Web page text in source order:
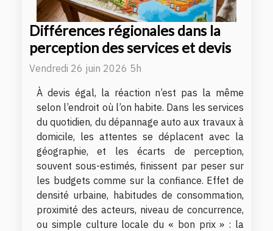
Différences régionales dans la
perception des services et devis
Vendredi 26 juin 2026 5h
À devis égal, la réaction n’est pas la même
selon l’endroit où l’on habite. Dans les services
du quotidien, du dépannage auto aux travaux à
domicile, les attentes se déplacent avec la
géographie, et les écarts de perception,
souvent sous-estimés, finissent par peser sur
les budgets comme sur la confiance. Effet de
densité urbaine, habitudes de consommation,
proximité des acteurs, niveau de concurrence,
ou simple culture locale du « bon prix » : la